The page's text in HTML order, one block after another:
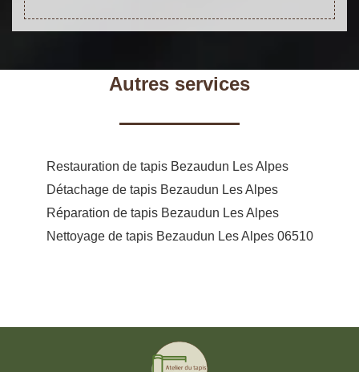
Autres services
Restauration de tapis Bezaudun Les Alpes
Détachage de tapis Bezaudun Les Alpes
Réparation de tapis Bezaudun Les Alpes
Nettoyage de tapis Bezaudun Les Alpes 06510